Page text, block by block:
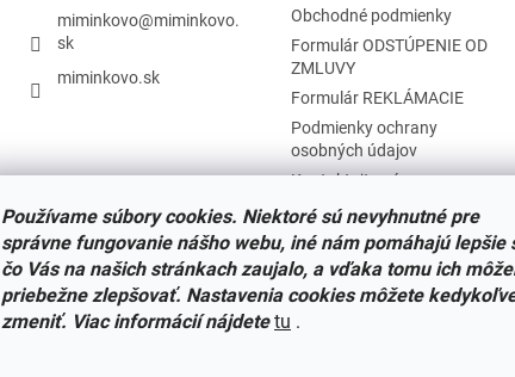
Používame súbory cookies. Niektoré sú nevyhnutné pre
správne fungovanie nášho webu, iné nám pomáhajú lepšie
čo Vás na našich stránkach zaujalo, a vďaka tomu ich
priebežne zlepšovať. Nastavenia cookies môžete
zmeniť. Viac informácií nájdete tu .
miminkovo@miminkovo.
sk
miminkovo.sk
Obchodné podmienky
Formulár ODSTÚPENIE OD
ZMLUVY
Formulár REKLÁMACIE
Podmienky ochrany
osobných údajov
Kontaktujte nás
Tabuľka veľkostí
Nariadenie SOI o stiahnutí
výrobkov
Reklamačný poriadok
Zásady súborov COOKIES